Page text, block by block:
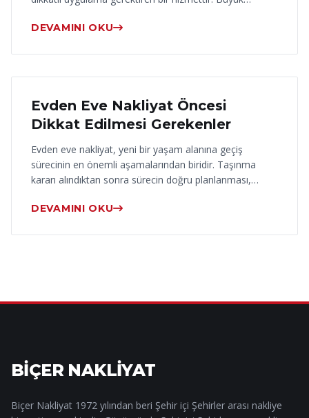
DEVAMINI OKU
16 Haziran 2026
Evden Eve Nakliyat Öncesi
Dikkat Edilmesi Gerekenler
Evden eve nakliyat, yeni bir yaşam alanına geçiş
sürecinin en önemli aşamalarından biridir. Taşınma
kararı alındıktan sonra sürecin doğru planlanması,…
DEVAMINI OKU
BİÇER NAKLİYAT
Biçer Nakliyat 1972 yılından beri Şehir içi Şehirler arası nakliye